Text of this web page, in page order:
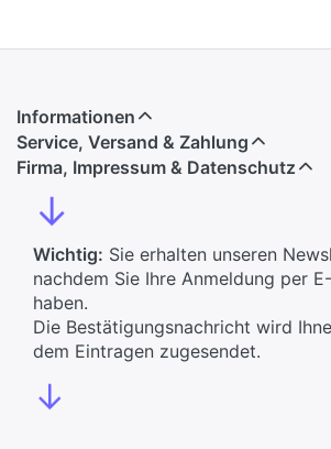
Informationen
Service, Versand & Zahlung
Firma, Impressum & Datenschutz
↓
Wichtig: Sie erhalten unseren
nachdem Sie Ihre Anmeldung per
haben.
Die Bestätigungsnachricht wird
dem Eintragen zugesendet.
↓